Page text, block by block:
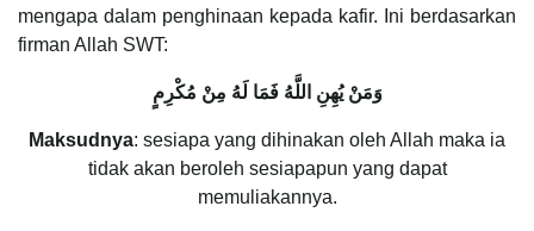
mengapa dalam penghinaan kepada kafir. Ini berdasarkan
firman Allah SWT:
وَمَنْ يُهِنِ اللَّهُ فَمَا لَهُ مِنْ مُكْرِمٍ
Maksudnya: sesiapa yang dihinakan oleh Allah maka ia
tidak akan beroleh sesiapapun yang dapat
memuliakannya.